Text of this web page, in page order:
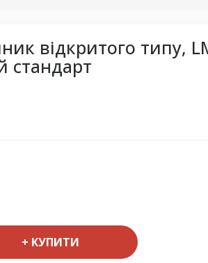
відкритого типу,
стандарт
КУПИТИ